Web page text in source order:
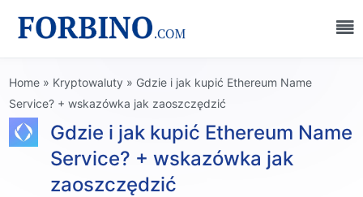
Home » Kryptowaluty » Gdzie i jak kupić Ethereum Name
Service? + wskazówka jak zaoszczędzić
Gdzie i jak kupić Ethereum Name
Service? + wskazówka jak
zaoszczędzić